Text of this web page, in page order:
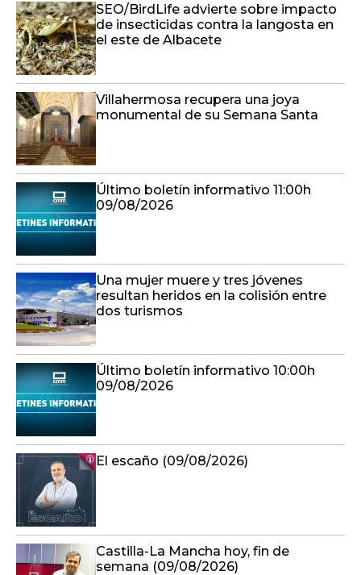
SEO/BirdLife advierte sobre impacto
de insecticidas contra la langosta en
el este de Albacete
Villahermosa recupera una joya
monumental de su Semana Santa
Último boletín informativo 11:00h
09/08/2026
Una mujer muere y tres jóvenes
resultan heridos en la colisión entre
dos turismos
Último boletín informativo 10:00h
09/08/2026
El escaño (09/08/2026)
Castilla-La Mancha hoy, fin de
semana (09/08/2026)